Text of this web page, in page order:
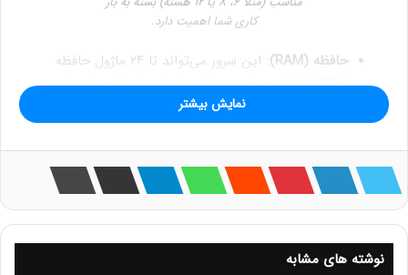
کاری شما اهمیت دارد.
حافظه (RAM)
: این سرور می‌تواند تا ۲۴ ماژول حافظه
DDR4 با ظرفیت‌های مختلف را پشتیبانی کند. انتخاب
مقدار RAM مناسب بسته به نوع بار کاری (مجازی‌سازی،
می‌توانید از انواع دیسک‌ها (HDD/SSD) استفاده کنید.
این سرور به شما امکان پیکربندی RAID را نیز می‌دهد.
فهرست مطالب
نمایش بیشتر
نوشته های مشابه